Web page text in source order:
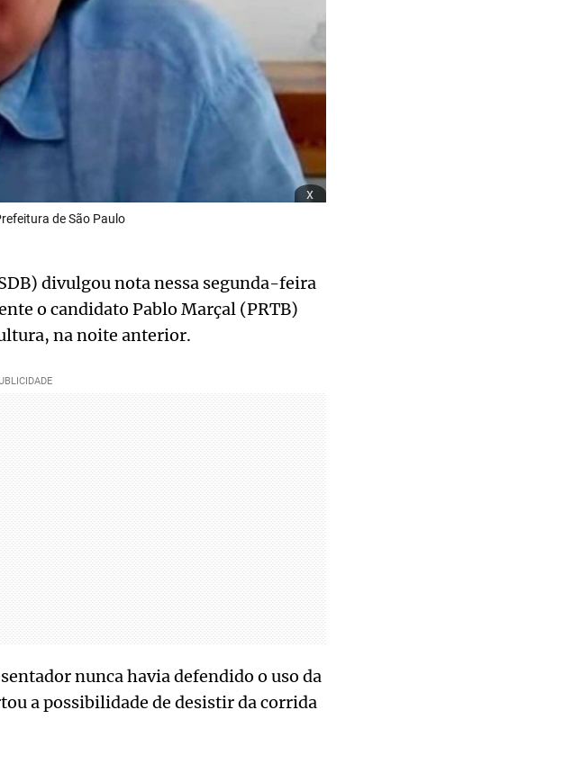
x
de São Paulo
divulgou nota nessa segunda-feira
o candidato Pablo Marçal (PRTB)
na noite anterior.
nunca havia defendido o uso da
a possibilidade de desistir da corrida